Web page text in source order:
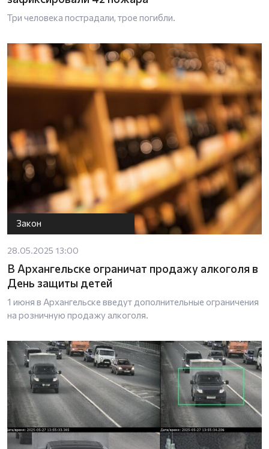
Три человека пострадали, трое погибли.
Закон
28.05.2025 13:00
В Архангельске ограничат продажу алкоголя в
День защиты детей
1 июня в Архангельске введут дополнительные ограничения
на розничную продажу алкоголя.